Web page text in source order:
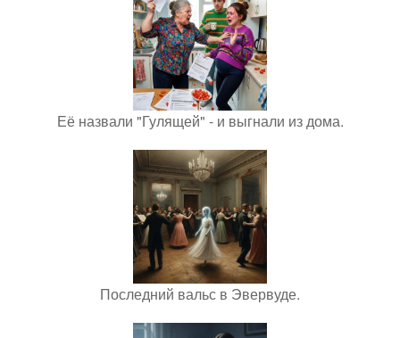
Её назвали "Гулящей" - и выгнали из дома.
Последний вальс в Эвервуде.